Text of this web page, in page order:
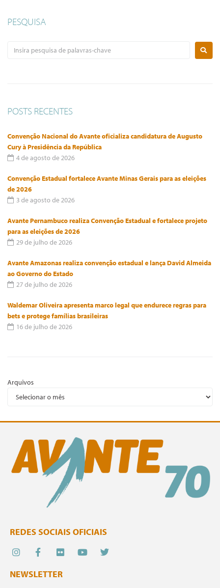
PESQUISA
POSTS RECENTES
Convenção Nacional do Avante oficializa candidatura de Augusto
Cury à Presidência da República
4 de agosto de 2026
Convenção Estadual fortalece Avante Minas Gerais para as eleições
de 2026
3 de agosto de 2026
Avante Pernambuco realiza Convenção Estadual e fortalece projeto
para as eleições de 2026
29 de julho de 2026
Avante Amazonas realiza convenção estadual e lança David Almeida
ao Governo do Estado
27 de julho de 2026
Waldemar Oliveira apresenta marco legal que endurece regras para
bets e protege famílias brasileiras
16 de julho de 2026
Arquivos
REDES SOCIAIS OFICIAIS
NEWSLETTER